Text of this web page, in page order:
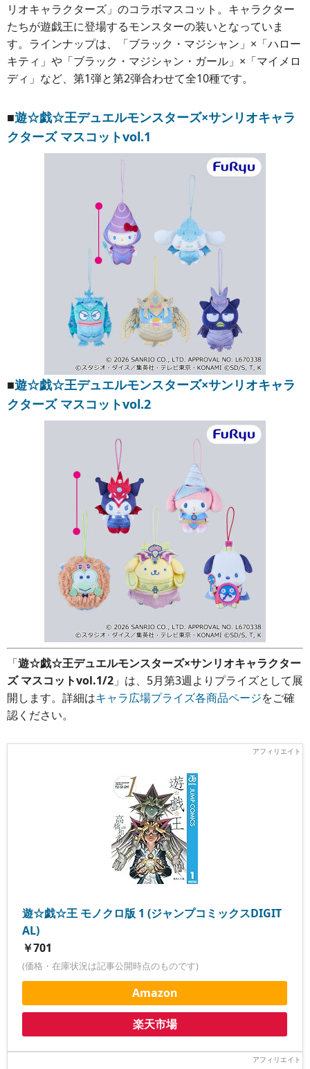
リオキャラクターズ」のコラボマスコット。キャラクター
たちが遊戯王に登場するモンスターの装いとなっていま
す。ラインナップは、「ブラック・マジシャン」×「ハロー
キティ」や「ブラック・マジシャン・ガール」×「マイメロ
ディ」など、第1弾と第2弾合わせて全10種です。
■遊☆戯☆王デュエルモンスターズ×サンリオキャラ
クターズ マスコットvol.1
■遊☆戯☆王デュエルモンスターズ×サンリオキャラ
クターズ マスコットvol.2
「遊☆戯☆王デュエルモンスターズ×サンリオキャラクター
ズ マスコットvol.1/2 」は、5月第3週よりプライズとして展
開します。詳細はキャラ広場プライズ各商品ページをご確
認ください。
遊☆戯☆王 モノクロ版 1 (ジャンプコミックスDIGIT
AL)
￥701
(価格・在庫状況は記事公開時点のものです)
Amazon
楽天市場